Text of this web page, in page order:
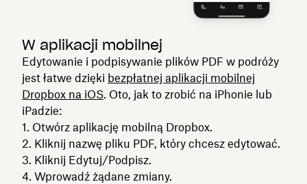
W aplikacji mobilnej
Edytowanie i podpisywanie plików PDF w podróży
jest łatwe dzięki bezpłatnej aplikacji mobilnej
Dropbox na iOS. Oto, jak to zrobić na iPhonie lub
iPadzie:
1. Otwórz aplikację mobilną Dropbox.
2. Kliknij nazwę pliku PDF, który chcesz edytować.
3. Kliknij Edytuj/Podpisz.
4. Wprowadź żądane zmiany.